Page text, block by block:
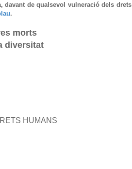
de qualsevol vulneració dels drets
.
morts
diversitat
HUMANS